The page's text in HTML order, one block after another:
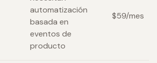
automatización
basada en
eventos de
producto
$59/mes